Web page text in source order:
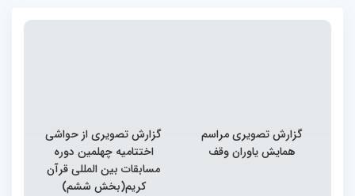
گزارش تصویری مراسم
همایش یاوران وقف
گزارش تصویری از حواشی
اختتامیه چهلمین دوره
مسابقات بین المللی قرآن
کریم(بخش ششم)